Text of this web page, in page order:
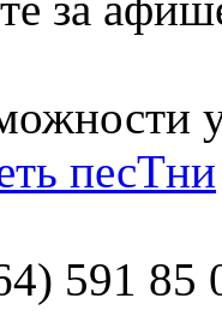
песТни
591